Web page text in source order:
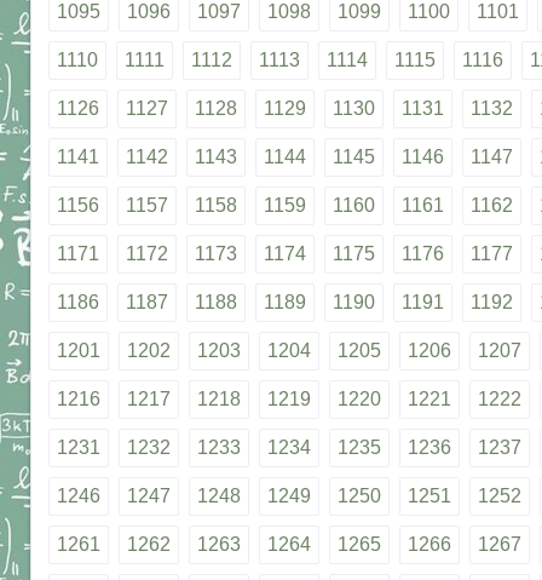
1095 1096 1097 1098 1099 1100 1101
1110 1111 1112 1113 1114 1115 1116
1126 1127 1128 1129 1130 1131 1132
1141 1142 1143 1144 1145 1146 1147
1156 1157 1158 1159 1160 1161 1162
1171 1172 1173 1174 1175 1176 1177
1186 1187 1188 1189 1190 1191 1192
1201 1202 1203 1204 1205 1206 1207
1216 1217 1218 1219 1220 1221 1222
1231 1232 1233 1234 1235 1236 1237
1246 1247 1248 1249 1250 1251 1252
1261 1262 1263 1264 1265 1266 1267